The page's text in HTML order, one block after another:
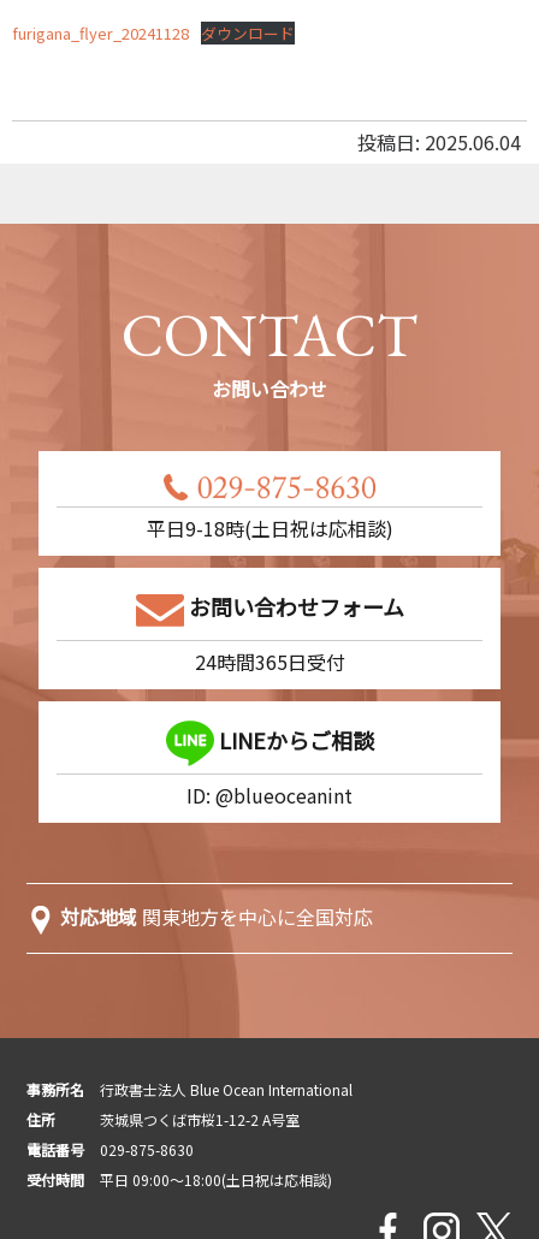
furigana_flyer_20241128 ダウンロード
投稿日: 2025.06.04
CONTACT
お問い合わせ
平日9-18時(土日祝は応相談)
お問い合わせフォーム
24時間365日受付
LINEからご相談
ID: @blueoceanint
対応地域 関東地方を中心に全国対応
事務所名
行政書士法人 Blue Ocean International
住所
茨城県つくば市桜1-12-2 A号室
電話番号
029-875-8630
受付時間
平日 09:00～18:00(土日祝は応相談)